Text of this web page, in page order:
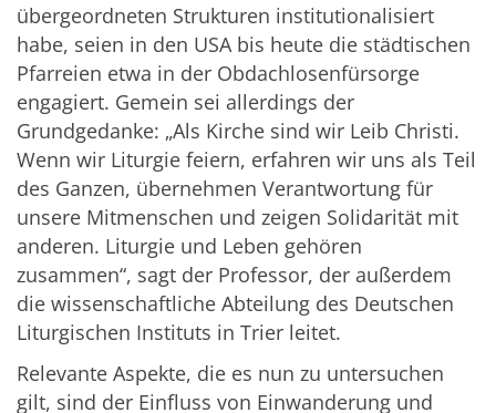
übergeordneten Strukturen institutionalisiert
habe, seien in den USA bis heute die städtischen
Pfarreien etwa in der Obdachlosenfürsorge
engagiert. Gemein sei allerdings der
Grundgedanke: „Als Kirche sind wir Leib Christi.
Wenn wir Liturgie feiern, erfahren wir uns als Teil
des Ganzen, übernehmen Verantwortung für
unsere Mitmenschen und zeigen Solidarität mit
anderen. Liturgie und Leben gehören
zusammen“, sagt der Professor, der außerdem
die wissenschaftliche Abteilung des Deutschen
Liturgischen Instituts in Trier leitet.
Relevante Aspekte, die es nun zu untersuchen
gilt, sind der Einfluss von Einwanderung und